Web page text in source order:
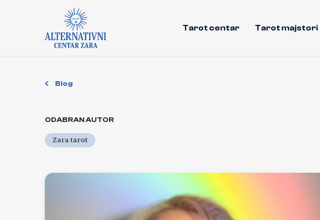
Tarot centar Tarot majstori
Blog
ODABRAN AUTOR
Zara tarot